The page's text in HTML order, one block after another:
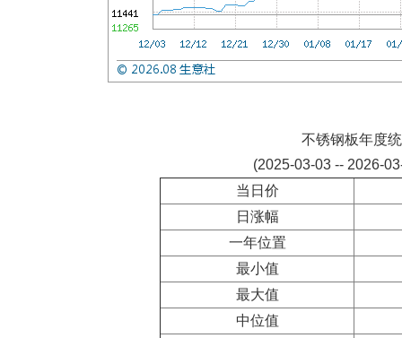
不锈钢板年度
(2025-03-03 -- 2026-
当日价
日涨幅
一年位置
最小值
最大值
中位值